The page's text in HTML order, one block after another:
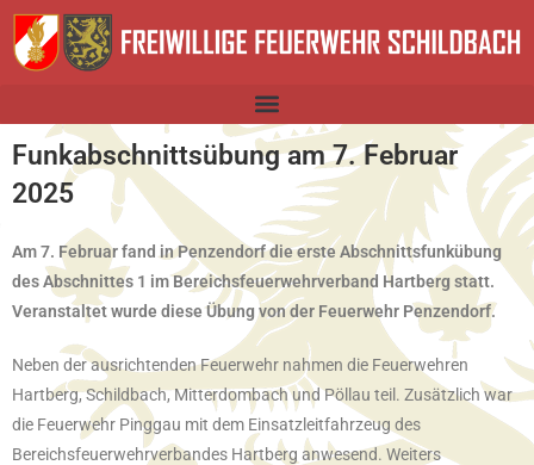
Funkabschnittsübung am 7. Februar
2025
Am 7. Februar fand in Penzendorf die erste Abschnittsfunkübung
des Abschnittes 1 im Bereichsfeuerwehrverband Hartberg statt.
Veranstaltet wurde diese Übung von der Feuerwehr Penzendorf.
Neben der ausrichtenden Feuerwehr nahmen die Feuerwehren
Hartberg, Schildbach, Mitterdombach und Pöllau teil. Zusätzlich war
die Feuerwehr Pinggau mit dem Einsatzleitfahrzeug des
Bereichsfeuerwehrverbandes Hartberg anwesend. Weiters